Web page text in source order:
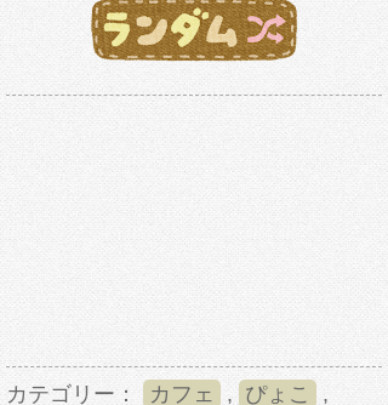
カテゴリー： カフェ , ぴょこ ,